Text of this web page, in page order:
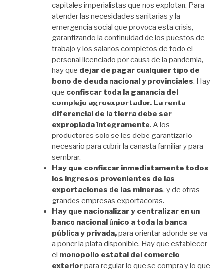
capitales imperialistas que nos explotan. Para
atender las necesidades sanitarias y la
emergencia social que provoca esta crisis,
garantizando la continuidad de los puestos de
trabajo y los salarios completos de todo el
personal licenciado por causa de la pandemia,
hay que dejar de pagar cualquier tipo de
bono de deuda nacional y provinciales. Hay
que confiscar toda la ganancia del
complejo agroexportador. La renta
diferencial de la tierra debe ser
expropiada íntegramente. A los
productores solo se les debe garantizar lo
necesario para cubrir la canasta familiar y para
sembrar.
Hay que confiscar inmediatamente todos
los ingresos provenientes de las
exportaciones de las mineras, y de otras
grandes empresas exportadoras.
Hay que nacionalizar y centralizar en un
banco nacional único a toda la banca
pública y privada,para orientar adonde se va
a poner la plata disponible. Hay que establecer
el monopolio estatal del comercio
exteriorpara regular lo que se compra y lo que